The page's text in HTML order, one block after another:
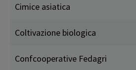
Cimice asiatica
Coltivazione biologica
Confcooperative Fedagri